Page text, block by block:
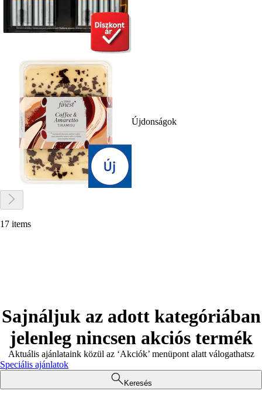
Újdonságok
17 items
Sajnáljuk az adott kategóriában
jelenleg nincsen akciós termék
Aktuális ajánlataink közül az ‘Akciók’ menüpont alatt válogathatsz
Speciális ajánlatok
Keresés